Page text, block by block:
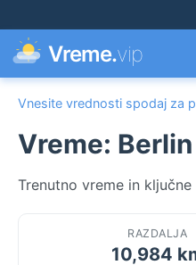
Vreme.vip
Vnesite vrednosti spodaj za
Vreme:
Trenutno vreme in
RAZDALJA
10,984